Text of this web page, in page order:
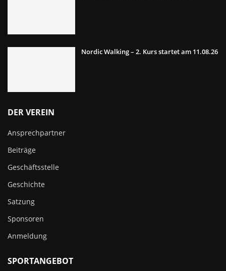
Nordic Walking – 2. Kurs startet am 11.08.26
DER VEREIN
Ansprechpartner
Beiträge
Geschäftsstelle
Geschichte
Satzung
Sponsoren
Anmeldung
SPORTANGEBOT